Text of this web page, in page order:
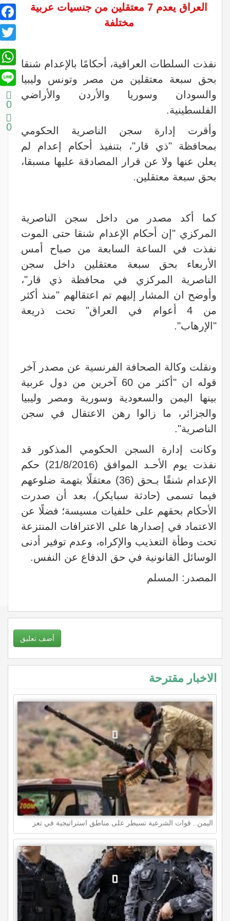
العراق يعدم 7 معتقلين من جنسيات عربية
مختلفة
نفذت السلطات العراقية، أحكامًا بالإعدام شنقا
بحق سبعة معتقلين من مصر وتونس وليبيا
والسودان وسوريا والأردن والأراضي
الفلسطينية.
وأقرت إدارة سجن الناصرية الحكومي
بمحافظة "ذي قار"، بتنفيذ أحكام إعدام لم
يعلن عنها ولا عن قرار المصادقة عليها مسبقا،
بحق سبعة معتقلين.
كما أكد مصدر من داخل سجن الناصرية
المركزي "إن أحكام الإعدام شنقا حتى الموت
نفذت في الساعة السابعة من صباح أمس
الأربعاء بحق سبعة معتقلين داخل سجن
الناصرية المركزي في محافظة ذي قار"،
وأوضح ان المشار إليهم تم اعتقالهم "منذ أكثر
من 4 أعوام في العراق" تحت ذريعة
"الإرهاب".
ونقلت وكالة الصحافة الفرنسية عن مصدر آخر
قوله ان "أكثر من 60 آخرين من دول عربية
بينها اليمن والسعودية وسورية ومصر وليبيا
والجزائر، ما زالوا رهن الاعتقال في سجن
الناصرية".
وكانت إدارة السجن الحكومي المذكور قد
نفذت يوم الأحـد الموافق (21/8/2016) حكم
الإعدام شنقًا بـحق (36) معتقلًا بتهمة ضلوعهم
فيما تسمى (حادثة سبايكر)، بعد أن صدرت
الأحكام بحقهم على خلفيات مسيسة؛ فضلًا عن
الاعتماد في إصدارها على الاعترافات المنتزعة
تحت وطأة التعذيب والإكراه، وعدم توفير أدنى
الوسائل القانونية في حق الدفاع عن النفس.
المصدر: المسلم
Line
0
0
أضف تعليق
الاخبار مقترحة
اليمن.. قوات الشرعية تسيطر على مناطق استراتيجية في تعز